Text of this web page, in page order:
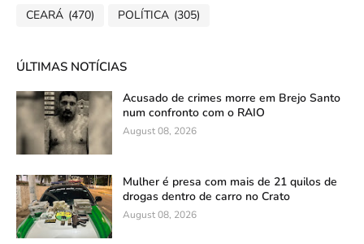
CEARÁ (470) POLÍTICA (305)
ÚLTIMAS NOTÍCIAS
Acusado de crimes morre em Brejo Santo
num confronto com o RAIO
August 08, 2026
Mulher é presa com mais de 21 quilos de
drogas dentro de carro no Crato
August 08, 2026